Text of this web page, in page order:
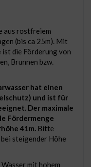
aus rostfreiem
(bis ca 25m). Mit
die Förderung von
Brunnen bzw.
hat einen
und ist für
Der maximale
Fördermenge
41m. Bitte
steigender Höhe
mit hohem